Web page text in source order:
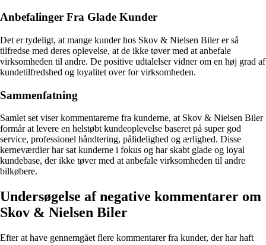
Anbefalinger Fra Glade Kunder
Det er tydeligt, at mange kunder hos Skov & Nielsen Biler er så
tilfredse med deres oplevelse, at de ikke tøver med at anbefale
virksomheden til andre. De positive udtalelser vidner om en høj grad af
kundetilfredshed og loyalitet over for virksomheden.
Sammenfatning
Samlet set viser kommentarerne fra kunderne, at Skov & Nielsen Biler
formår at levere en helstøbt kundeoplevelse baseret på super god
service, professionel håndtering, pålidelighed og ærlighed. Disse
kerneværdier har sat kunderne i fokus og har skabt glade og loyal
kundebase, der ikke tøver med at anbefale virksomheden til andre
bilkøbere.
Undersøgelse af negative kommentarer om
Skov & Nielsen Biler
Efter at have gennemgået flere kommentarer fra kunder, der har haft